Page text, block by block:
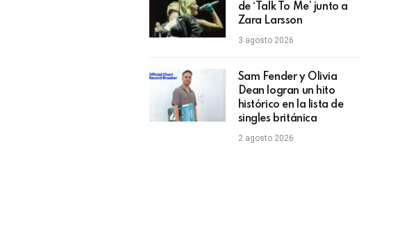
de ‘Talk To Me’ junto a
Zara Larsson
3 agosto 2026
Sam Fender y Olivia
Dean logran un hito
histórico en la lista de
singles británica
2 agosto 2026